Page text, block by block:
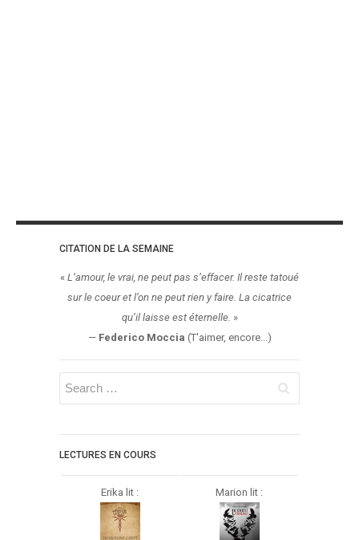
CITATION DE LA SEMAINE
« L’amour, le vrai, ne peut pas s’effacer. Il reste tatoué
sur le coeur et l’on ne peut rien y faire. La cicatrice
qu’il laisse est éternelle. »
— Federico Moccia (T'aimer, encore...)
LECTURES EN COURS
Erika lit : Marion lit :